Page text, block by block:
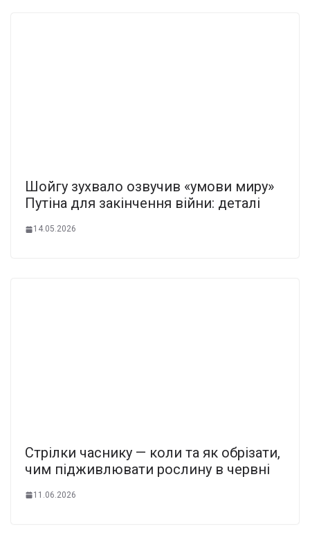
Шойгу зухвало озвучив «умови миру»
Путіна для закінчення війни: деталі
14.05.2026
Стрілки часнику — коли та як обрізати,
чим підживлювати рослину в червні
11.06.2026